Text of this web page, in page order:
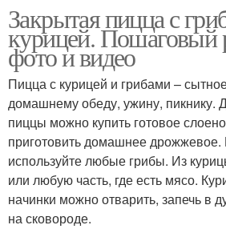
Закрытая пицца с
курицей. Пошаговый
фото и видео
Пицца с курицей и грибами –
домашнему обеду, ужину, пикнику.
пиццы можно купить готовое
приготовить домашнее дрожжевое.
используйте любые грибы. Из
или любую часть, где есть мясо.
начинки можно отварить, запечь в
на сковороде.